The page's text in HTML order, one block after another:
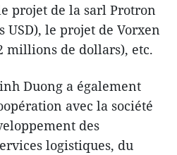
projet de la sarl Protron
le projet de Vorxen
millions de dollars), etc.
Duong a également
avec la société
des
logistiques, du